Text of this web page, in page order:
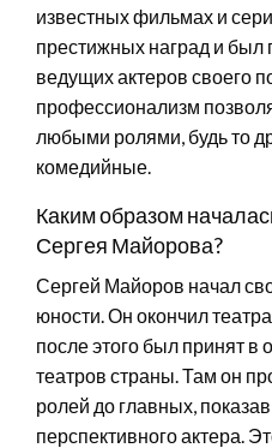
известных фильмах и
престижных наград и был
ведущих актеров своего
профессионализм
любыми ролями, будь то
комедийные.
Каким образом
Сергея Майорова?
Сергей Майоров начал
юности. Он окончил
после этого был принят в
театров страны. Там он
ролей до главных,
перспективного актера.